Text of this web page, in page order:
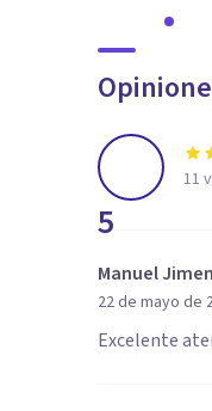
5
11
Manuel
22 de mayo de
Excelente